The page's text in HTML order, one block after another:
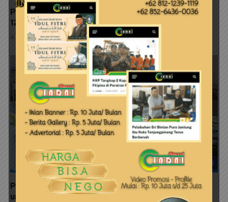
Progres 89 Persen, Pembangunan MCK TMMD Ke-
129 Segera Rampung
4 Agustus 2026
Pemkab Bintan Serahkan 11 Unit Kapal Perikanan
untuk Nelayan Kecil